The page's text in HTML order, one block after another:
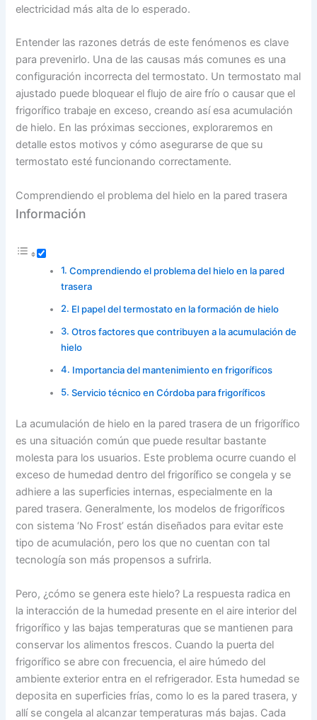
electricidad más alta de lo esperado.
Entender las razones detrás de este fenómenos es clave
para prevenirlo. Una de las causas más comunes es una
configuración incorrecta del termostato. Un termostato mal
ajustado puede bloquear el flujo de aire frío o causar que el
frigorífico trabaje en exceso, creando así esa acumulación
de hielo. En las próximas secciones, exploraremos en
detalle estos motivos y cómo asegurarse de que su
termostato esté funcionando correctamente.
Comprendiendo el problema del hielo en la pared trasera
Información
Comprendiendo el problema del hielo en la pared
trasera
El papel del termostato en la formación de hielo
Otros factores que contribuyen a la acumulación de
hielo
Importancia del mantenimiento en frigoríficos
Servicio técnico en Córdoba para frigoríficos
La acumulación de hielo en la pared trasera de un frigorífico
es una situación común que puede resultar bastante
molesta para los usuarios. Este problema ocurre cuando el
exceso de humedad dentro del frigorífico se congela y se
adhiere a las superficies internas, especialmente en la
pared trasera. Generalmente, los modelos de frigoríficos
con sistema ‘No Frost’ están diseñados para evitar este
tipo de acumulación, pero los que no cuentan con tal
tecnología son más propensos a sufrirla.
Pero, ¿cómo se genera este hielo? La respuesta radica en
la interacción de la humedad presente en el aire interior del
frigorífico y las bajas temperaturas que se mantienen para
conservar los alimentos frescos. Cuando la puerta del
frigorífico se abre con frecuencia, el aire húmedo del
ambiente exterior entra en el refrigerador. Esta humedad se
deposita en superficies frías, como lo es la pared trasera, y
allí se congela al alcanzar temperaturas más bajas. Cada